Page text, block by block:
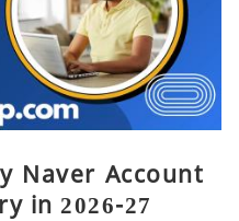
Naver Account
in 2026-27